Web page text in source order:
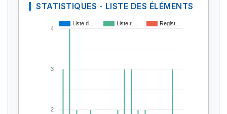
STATISTIQUES - LISTE DES ÉLÉMENTS
Liste d… Liste r… Regist…
2
3
4